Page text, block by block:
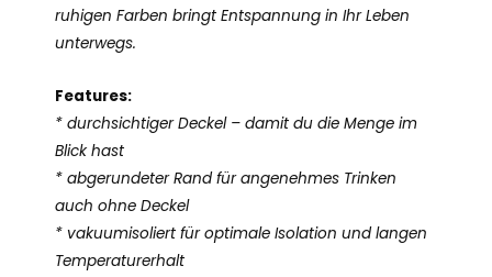
ruhigen Farben bringt Entspannung in Ihr Leben
unterwegs.
Features:
* durchsichtiger Deckel – damit du die Menge im
Blick hast
* abgerundeter Rand für angenehmes Trinken
auch ohne Deckel
* vakuumisoliert für optimale Isolation und langen
Temperaturerhalt